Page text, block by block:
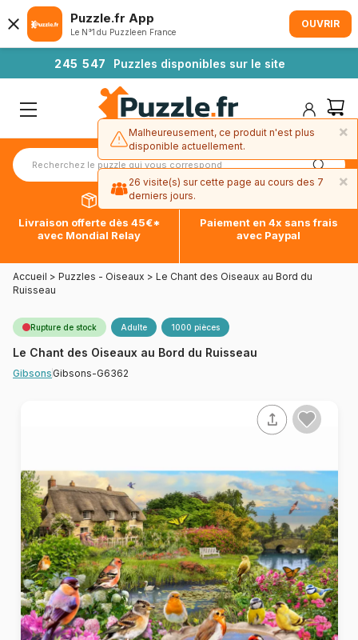
245 547 Puzzles disponibles sur le site
Livraison offerte dès 45€*
avec Mondial Relay
Paiement en 4x sans frais
avec Paypal
Accueil > Puzzles - Oiseaux > Le Chant des Oiseaux au Bord du
Ruisseau
Rupture de stock Adulte 1000 pièces
Le Chant des Oiseaux au Bord du Ruisseau
Gibsons Gibsons-G6362
Puzzle.fr App
Le N°1 du Puzzle en France
OUVRIR
×
Malheureusement, ce produit n'est plus
disponible actuellement.
×
26 visite(s) sur cette page au cours des 7
derniers jours.